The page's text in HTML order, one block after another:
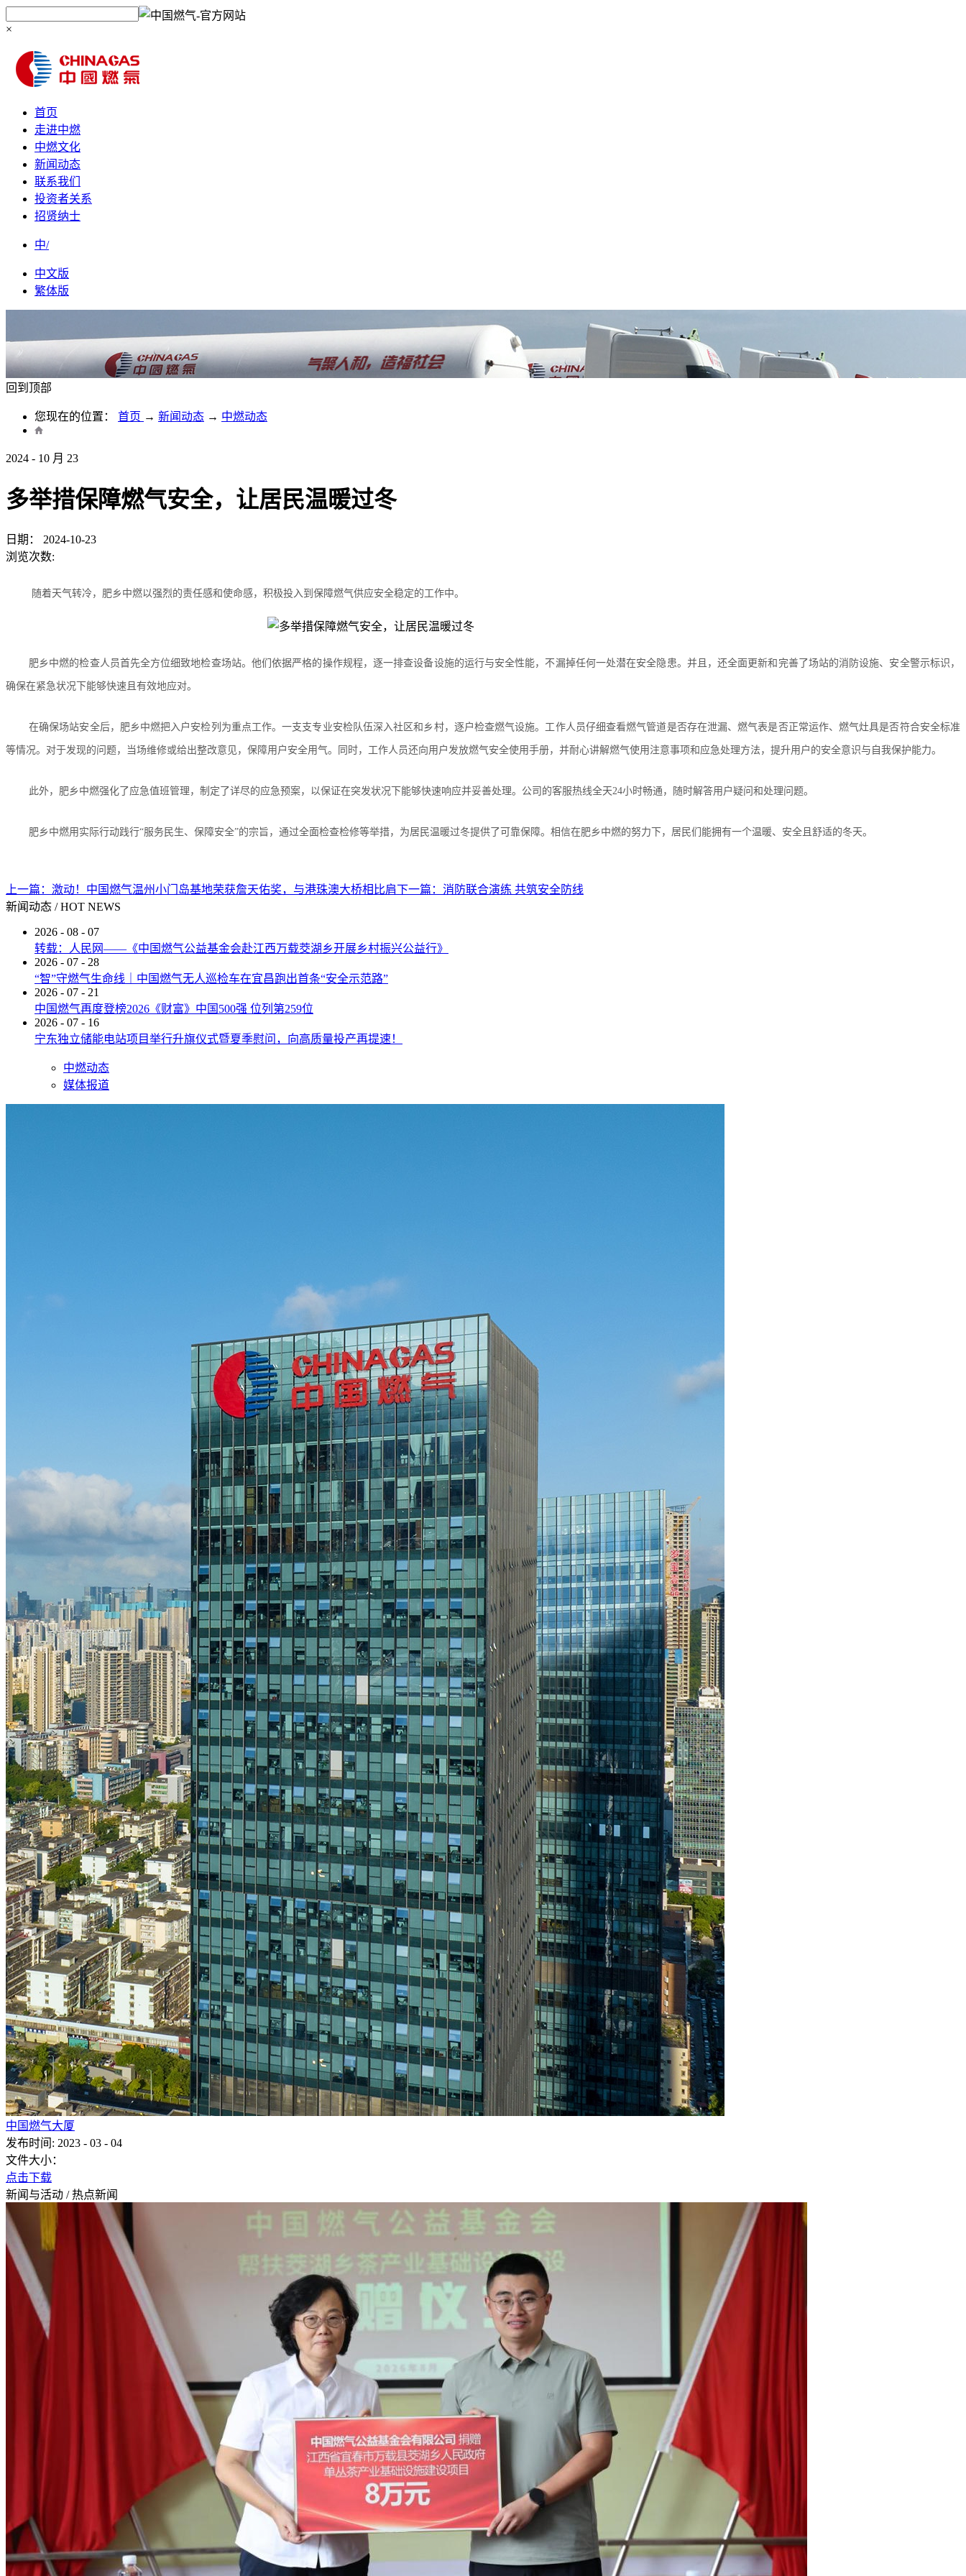
×
首页
走进中燃
中燃文化
新闻动态
联系我们
投资者关系
招贤纳士
中/
中文版
繁体版
回到顶部
您现在的位置： 首页 → 新闻动态 → 中燃动态
2024 - 10 月 23
多举措保障燃气安全，让居民温暖过冬
日期：
2024-10-23
浏览次数:
随着天气转冷，肥乡中燃以强烈的责任感和使命感，积极投入到保障燃气供应安全稳定的工作中。
肥乡中燃的检查人员首先全方位细致地检查场站。他们依据严格的操作规程，逐一排查设备设施的运行与安全性能，不漏掉任何一处潜在安全隐患。并且，还全面更新和完善了场站的消防设施、安全警示标识，
确保在紧急状况下能够快速且有效地应对。
在确保场站安全后，肥乡中燃把入户安检列为重点工作。一支支专业安检队伍深入社区和乡村，逐户检查燃气设施。工作人员仔细查看燃气管道是否存在泄漏、燃气表是否正常运作、燃气灶具是否符合安全标准
等情况。对于发现的问题，当场维修或给出整改意见，保障用户安全用气。同时，工作人员还向用户发放燃气安全使用手册，并耐心讲解燃气使用注意事项和应急处理方法，提升用户的安全意识与自我保护能力。
此外，肥乡中燃强化了应急值班管理，制定了详尽的应急预案，以保证在突发状况下能够快速响应并妥善处理。公司的客服热线全天24小时畅通，随时解答用户疑问和处理问题。
肥乡中燃用实际行动践行“服务民生、保障安全”的宗旨，通过全面检查检修等举措，为居民温暖过冬提供了可靠保障。相信在肥乡中燃的努力下，居民们能拥有一个温暖、安全且舒适的冬天。
上一篇： 激动！中国燃气温州小门岛基地荣获詹天佑奖，与港珠澳大桥相比肩下一篇： 消防联合演练 共筑安全防线
新闻动态 / HOT NEWS
2026 - 08 - 07
转载：人民网——《中国燃气公益基金会赴江西万载茭湖乡开展乡村振兴公益行》
2026 - 07 - 28
“智”守燃气生命线｜中国燃气无人巡检车在宜昌跑出首条“安全示范路”
2026 - 07 - 21
中国燃气再度登榜2026《财富》中国500强 位列第259位
2026 - 07 - 16
宁东独立储能电站项目举行升旗仪式暨夏季慰问，向高质量投产再提速！
中燃动态
媒体报道
中国燃气大厦
发布时间: 2023 - 03 - 04
文件大小：
点击下载
新闻与活动 / 热点新闻